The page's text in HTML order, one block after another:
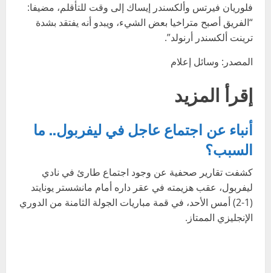
فلوريان فيرتس وألكسندر إيساك إلى وقت للتأقلم، مضيفا:
“الفريق أصبح متراخيا بعض الشيء، ويبدو أنه يفتقد بشدة
ترينت ألكسندر أرنولد”.
المصدر: وسائل إعلام
إقرأ المزيد
أنباء عن اجتماع عاجل في ليفربول.. ما
السبب؟
كشفت تقارير صحفية عن وجود اجتماع طارئ في نادي
ليفربول، عقب هزيمته في عقر داره أمام مانشستر يونايتد
(1-2) أمس الأحد، في قمة مباريات الجولة الثامنة من الدوري
الإنجليزي الممتاز.